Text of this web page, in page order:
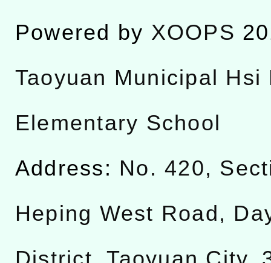
Powered by XOOPS
Taoyuan Municipal Hsi
Elementary School
Address: No. 420,
Heping West Road,